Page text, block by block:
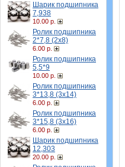
Шарик подшипника
7,938
10.00 р.
Ролик подшипника
2*7,8 (2х8)
6.00 р.
Ролик подшипника
5,5*9
10.00 р.
Ролик подшипника
3*13,8 (3х14)
6.00 р.
Ролик подшипника
3*15,8 (3х16)
6.00 р.
Шарик подшипника
12,303
20.00 р.